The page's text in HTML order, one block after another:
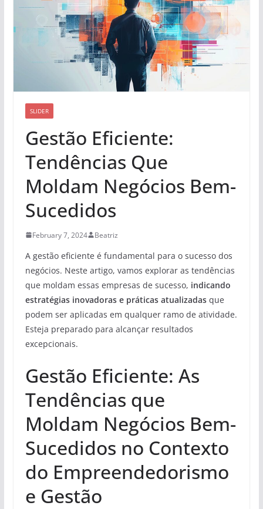
SLIDER
Gestão Eficiente:
Tendências Que
Moldam Negócios Bem-
Sucedidos
February 7, 2024 Beatriz
A gestão eficiente é fundamental para o sucesso dos
negócios. Neste artigo, vamos explorar as tendências
que moldam essas empresas de sucesso, indicando
estratégias inovadoras e práticas atualizadasque
podem ser aplicadas em qualquer ramo de atividade.
Esteja preparado para alcançar resultados
excepcionais.
Gestão Eficiente: As
Tendências que
Moldam Negócios Bem-
Sucedidos no Contexto
do Empreendedorismo
e Gestão